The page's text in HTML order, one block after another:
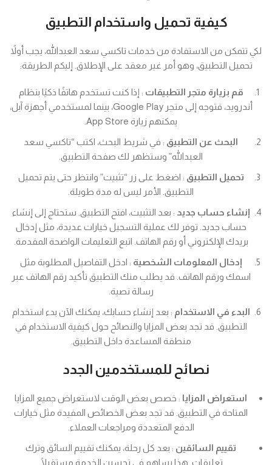
كيفية تحميل واستخدام التطبيق
لكي تتمكن من الاستفادة من خدمات تاكسي سعد العبدالله، يجب أولاً
تحميل التطبيق، وهو أمر غير معقد على الإطلاق. إليكم الطريقة:
قم بزيارة متجر التطبيقات : إذا كنت تستخدم هاتفًا ذكيًا بنظام
أندرويد، فتوجه إلى متجر Google Play، بينما لمستخدمي أجهزة آبل،
يمكنهم زيارة App Store.
البحث عن التطبيق : في شريط البحث، اكتب “تاكسي سعد
العبدالله” وستظهر لك صفحة التطبيق.
تحميل التطبيق : اضغط على زر “تثبيت” وانتظر حتى يتم تحميل
التطبيق. الأمر ليس له مدة طويلة.
إنشاء حساب جديد : بعد التثبيت، افتح التطبيق. ستحتاج إلى إنشاء
حساب جديد. توفر لك عملية التسجيل خيارات عديدة، مثل إدخال
بريدك الإلكتروني أو رقم الهاتف. اتبع التعليمات الواضحة المقدمة.
إدخال المعلومات الشخصية : ادخل التفاصيل المطلوبة مثل
اسمك ورقم الهاتف. قد يطلب منك التطبيق تأكيد رقم الهاتف عبر
رسالة نصية.
البدء في الاستخدام : بعد إنشاء حسابك، يمكنك الآن بدء استخدام
التطبيق. قد تجد بعض المزايا والنصائح حول كيفية الاستخدام في
منطقة المساعدة داخل التطبيق.
نصائح للمستخدمين الجدد
استعراض المزايا : خصص بعض الوقت لاستعراض جميع المزايا
المتاحة في التطبيق. قد تجد بعض الخصائص المفيدة مثل خيارات
الدفع المتعددة ومراجعات العملاء.
تقييم السائقين : بعد كل رحلة، يمكنك تقييم السائق وترك
تعليقات. هذا يساهم في تحسين الخدمة مستقبلًا.